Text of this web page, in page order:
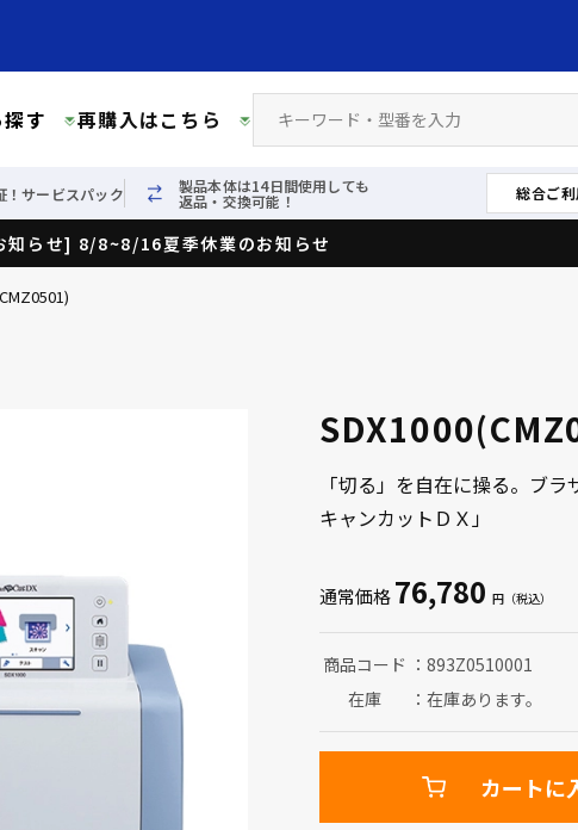
す 再購入はこちら
！サービスパック 製品本体は14日間使用しても
返品・交換可能！ 総合ご
知らせ] 8/8~8/16夏季休業のお知らせ
「切る」を自在に操る。ブ
キャンカットＤＸ」
通常価格76,780
商品コード
893Z0510001
在庫
在庫あります。
カートに